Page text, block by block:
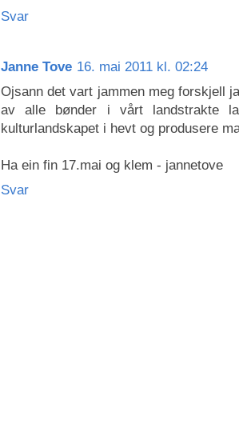
Svar
Janne Tove 16. mai 2011 kl. 02:24
Ojsann det vart jammen meg forskjell
av alle bønder i vårt landstrakte
kulturlandskapet i hevt og produsere
Ha ein fin 17.mai og klem - jannetove
Svar